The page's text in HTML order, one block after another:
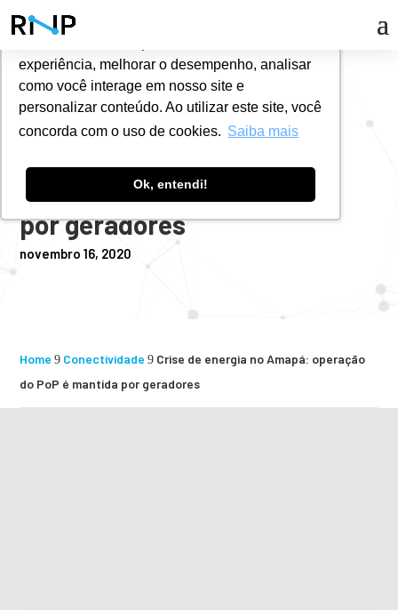
experiência, melhorar o desempenho, analisar
como você interage em nosso site e
personalizar conteúdo. Ao utilizar este site, você
concorda com o uso de cookies. Saiba mais
Ok, entendi!
# NOTÍCIAS
Crise de energia no Amapá:
operação do PoP é mantida
por geradores
novembro 16, 2020
Home 9 Conectividade 9 Crise de energia no Amapá: operação
do PoP é mantida por geradores